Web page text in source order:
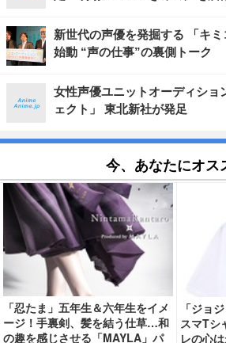
新世代の声優を発掘する 「キミ
始動 “声の仕事”の裏側トーク
女性声優ユニットオーディショ
ェクト」 東北新社が発足
今、あなたにオス
「忍たま」五年生＆六年生をイメ
ージ！手裏剣、髪を結う仕草…和
の趣を感じさせる「MAYLA」パ
「ジョ
スマTシ
レの心